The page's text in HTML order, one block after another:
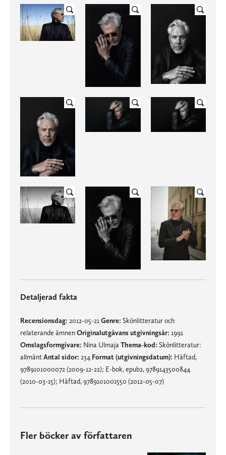
Detaljerad fakta
Recensionsdag: 2012-05-21 Genre: Skönlitteratur och
relaterande ämnenOriginalutgåvans utgivningsår: 1991
Omslagsformgivare: Nina Ulmaja Thema-kod: Skönlitteratur:
allmäntAntal sidor: 234 Format (utgivningsdatum): Häftad,
9789101000072 (2009-12-22); E-bok, epub2, 9789143500844
(2010-03-15); Häftad, 9789101001550 (2012-05-07)
Fler böcker av författaren